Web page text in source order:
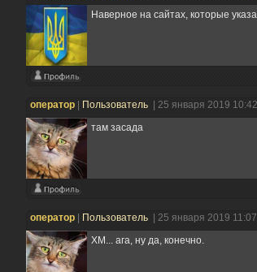
Наверное на сайтах, которые
оператор Пользователь | 25 января 2019 10:42
там засада
оператор Пользователь | 25 января 2019 11:07
ХМ... ага, ну да, конечно.